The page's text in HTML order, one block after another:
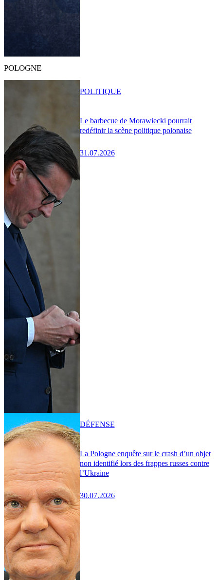
POLOGNE
Le barbecue de Morawiecki pourrait
redéfinir la scène politique polonaise
31.07.2026
POLITIQUE
La Pologne enquête sur le crash d’un objet
non identifié lors des frappes russes contre
l’Ukraine
30.07.2026
DÉFENSE